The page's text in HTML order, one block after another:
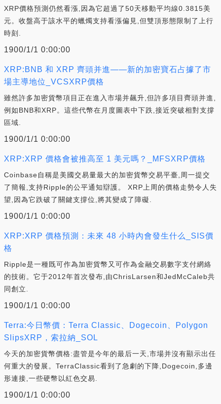
XRP價格預測仍然看漲,因為它超過了50天移動平均線0.3815美
元。收盤高于該水平的蠟燭支持看漲偏見,但雙頂形態限制了上行
時刻.
1900/1/1 0:00:00
XRP:BNB 和 XRP 齊頭并進——新的加密寶石占據了市
場主導地位_VCSXRP價格
雖然許多加密貨幣項目正在進入市場并飆升,但許多項目齊頭并進,
例如BNB和XRP。這些代幣在月度圖表中下跌,接近突破相對支撐
區域.
1900/1/1 0:00:00
XRP:XRP 價格會被推高至 1 美元嗎？_MFSXRP價格
Coinbase自稱是美國交易量最大的加密貨幣交易平臺,周一提交
了簡報,支持Ripple的公平通知辯護。 XRP上周的價格走勢令人失
望,因為它跌破了關鍵支撐位,將其變成了障礙.
1900/1/1 0:00:00
XRP:XRP 價格預測：未來 48 小時內會發生什么_SIS價
格
Ripple是一種既可作為加密貨幣又可作為金融交易數字支付網絡
的技術。它于2012年首次發布,由ChrisLarsen和JedMcCaleb共
同創立.
1900/1/1 0:00:00
Terra:今日幣價：Terra Classic、Dogecoin、Polygon
SlipsXRP，索拉納_SOL
今天的加密貨幣價格:盡管是今年的最后一天,市場并沒有顯示出任
何重大的發展。TerraClassic看到了急劇的下降,Dogecoin,多邊
形連接,一些硬幣以紅色交易.
1900/1/1 0:00:00